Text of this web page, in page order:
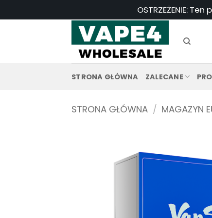
do
OSTRZEŻENIE:
STRONA GŁÓWNA ZALECANE
STRONA GŁÓWNA / MAGAZYN